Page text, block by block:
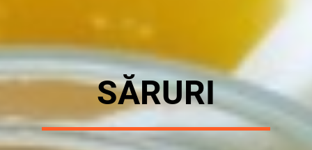
SĂRURI